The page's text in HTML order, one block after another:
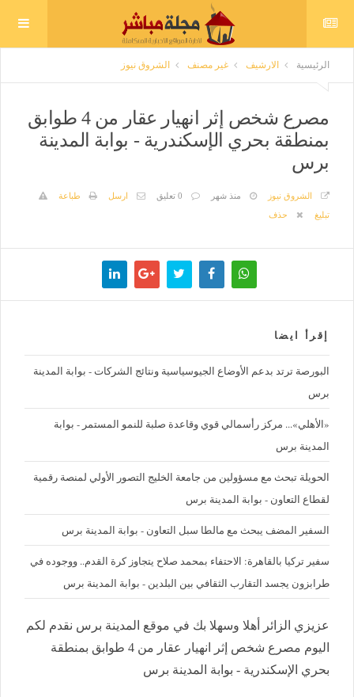
الرئيسية الارشيف غير مصنف الشروق نيوز
مصرع شخص إثر انهيار عقار من 4 طوابق
بمنطقة بحري الإسكندرية - بوابة المدينة
برس
الشروق نيوز منذ شهر 0 تعليق ارسل
طباعة
تبليغ
حذف
إقرأ ايضا
البورصة ترتد بدعم الأوضاع الجيوسياسية ونتائج الشركات - بوابة المدينة
برس
«الأهلي»... مركز رأسمالي قوي وقاعدة صلبة للنمو المستمر - بوابة
المدينة برس
الحويلة تبحث مع مسؤولين من جامعة الخليج التصور الأولي لمنصة رقمية
لقطاع التعاون - بوابة المدينة برس
السفير المضف يبحث مع مالطا سبل التعاون - بوابة المدينة برس
سفير تركيا بالقاهرة: الاحتفاء بمحمد صلاح يتجاوز كرة القدم.. ووجوده في
طرابزون يجسد التقارب الثقافي بين البلدين - بوابة المدينة برس
عزيزي الزائر أهلا وسهلا بك في موقع المدينة برس نقدم لكم
اليوم مصرع شخص إثر انهيار عقار من 4 طوابق بمنطقة
بحري الإسكندرية - بوابة المدينة برس